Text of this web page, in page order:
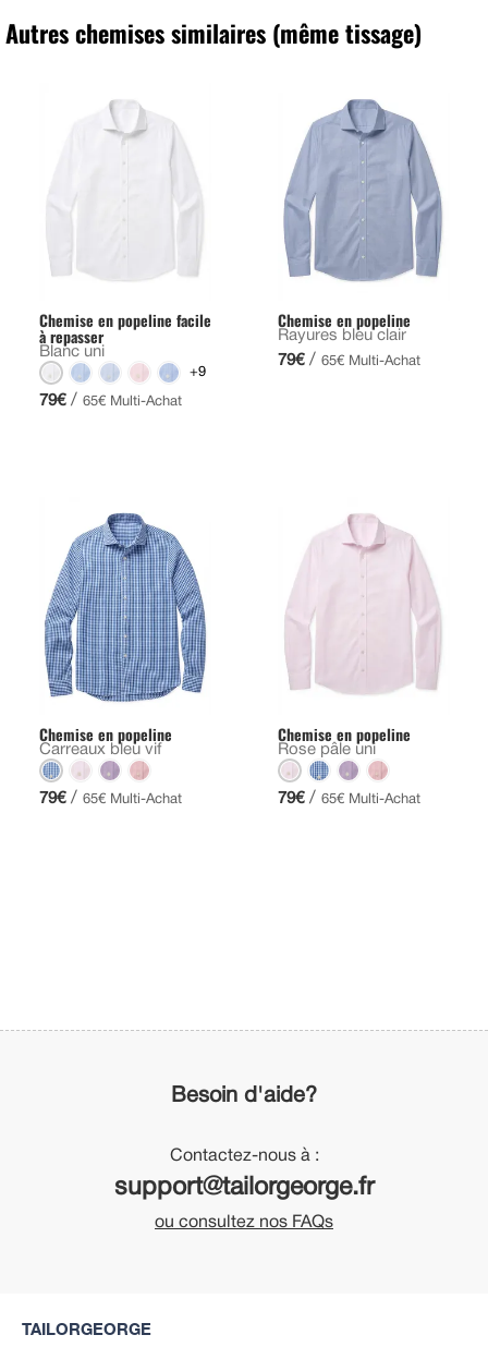
Autres chemises similaires (même tissage)
Chemise en popeline facile
à repasser
Blanc uni
+9
79€ / 65€ Multi-Achat
Chemise en popeline
Rayures bleu clair
79€ / 65€ Multi-Achat
Chemise en popeline
Carreaux bleu vif
79€ / 65€ Multi-Achat
Chemise en popeline
Rose pâle uni
79€ / 65€ Multi-Achat
Besoin d'aide?
Contactez-nous à :
support@tailorgeorge.fr
ou consultez nos FAQs
TAILORGEORGE